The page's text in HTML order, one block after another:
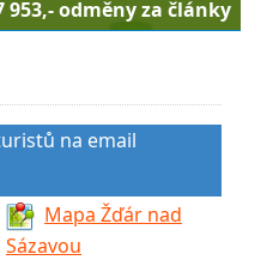
953,- odměny za články
na email
Mapa Žďár nad
Sázavou